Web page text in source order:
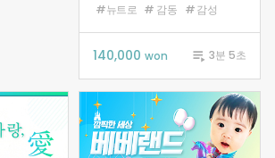
#뉴트로 # 감동 # 감성
140,000won 3분 5초